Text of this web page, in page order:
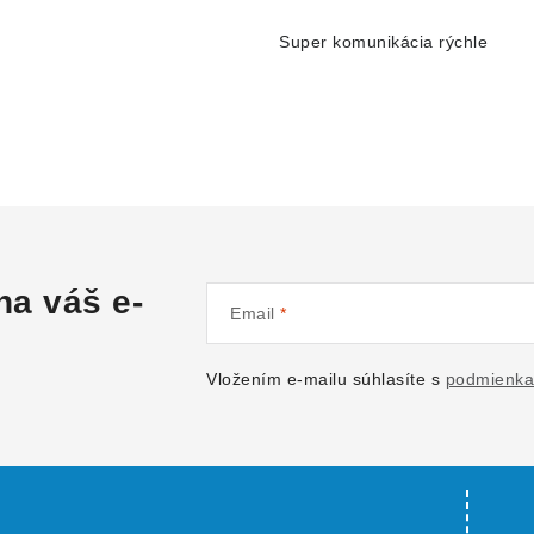
Super komunikácia rýchle
váš e- Email
Vložením e-mailu súhlasíte s